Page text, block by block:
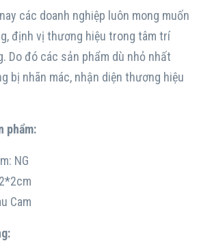
các doanh nghiệp luôn mong muốn
định vị thương hiệu trong tâm trí
Do đó các sản phẩm dù nhỏ nhất
bị nhãn mác, nhận diện thương hiệu
phẩm:
NG
Cam